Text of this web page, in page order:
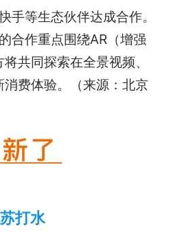
手等生态伙伴达成合作。
合作重点围绕AR（增强
共同探索在全景视频、
费体验。（来源：北京
打水